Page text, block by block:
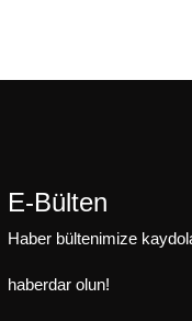
E-Bülten
Haber bültenimize
haberdar olun!